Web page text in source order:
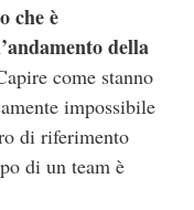
che è
della
come stanno
impossibile
di riferimento
di un team è